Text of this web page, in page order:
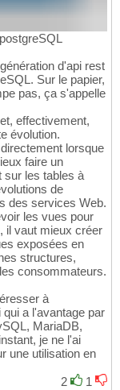
d'api rest
Sur le papier,
pas, ça s'appelle
effectivement,
évolution.
lorsque
faire un
sur les tables à
de
des services Web.
les vues pour
il vaut mieux créer
exposées en
structures,
consommateurs.
à
a l'avantage par
MariaDB,
je ne l'ai
une utilisation en
2
1